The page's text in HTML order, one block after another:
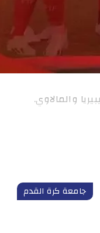
والمالاوي.
جامعة كرة القدم